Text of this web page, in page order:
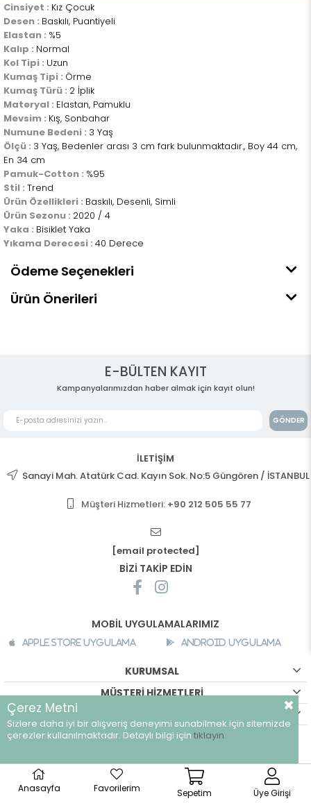
Cinsiyet : Kız Çocuk
Desen : Baskılı, Puantiyeli
Elastan : %5
Kalıp : Normal
Kol Tipi : Uzun
Kumaş Tipi : Örme
Kumaş Türü : 2 İplik
Materyal : Elastan, Pamuklu
Mevsim : Kış, Sonbahar
Numune Bedeni : 3 Yaş
Ölçü : 3 Yaş, Bedenler arası 3 cm fark bulunmaktadır., Boy 44 cm,
En 34 cm
Pamuk-Cotton : %95
Stil : Trend
Ürün Özellikleri : Baskılı, Desenli, Simli
Ürün Sezonu : 2020 / 4
Yaka : Bisiklet Yaka
Yıkama Derecesi : 40 Derece
Ödeme Seçenekleri
Ürün Önerileri
E-BÜLTEN KAYIT
Kampanyalarımızdan haber almak için kayıt olun!
GÖNDER
İLETİŞİM
Sanayi Mah. Atatürk Cad. Kayın Sok. No:5 Güngören / İSTANBUL
Müşteri Hizmetleri: +90 212 505 55 77
[email protected]
BİZİ TAKİP EDİN
MOBİL UYGULAMALARIMIZ
Apple Store Uygulama Android Uygulama
KURUMSAL
MÜŞTERİ HİZMETLERİ
©breeze.com.tr - Tüm hakları saklıdır.
Anasayfa Favorilerim Sepetim Üye Girişi
Çerez Metni
Sizlere daha iyi bir alışveriş deneyimi sunabilmek için sitemizde
çerezler kullanılmaktadır. Detaylı bilgi için tıklayın